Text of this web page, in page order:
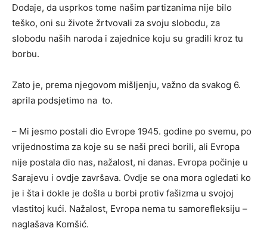
Dodaje, da usprkos tome našim partizanima nije bilo
teško, oni su živote žrtvovali za svoju slobodu, za
slobodu naših naroda i zajednice koju su gradili kroz tu
borbu.
Zato je, prema njegovom mišljenju, važno da svakog 6.
aprila podsjetimo na to.
– Mi jesmo postali dio Evrope 1945. godine po svemu, po
vrijednostima za koje su se naši preci borili, ali Evropa
nije postala dio nas, nažalost, ni danas. Evropa počinje u
Sarajevu i ovdje završava. Ovdje se ona mora ogledati ko
je i šta i dokle je došla u borbi protiv fašizma u svojoj
vlastitoj kući. Nažalost, Evropa nema tu samorefleksiju –
naglašava Komšić.